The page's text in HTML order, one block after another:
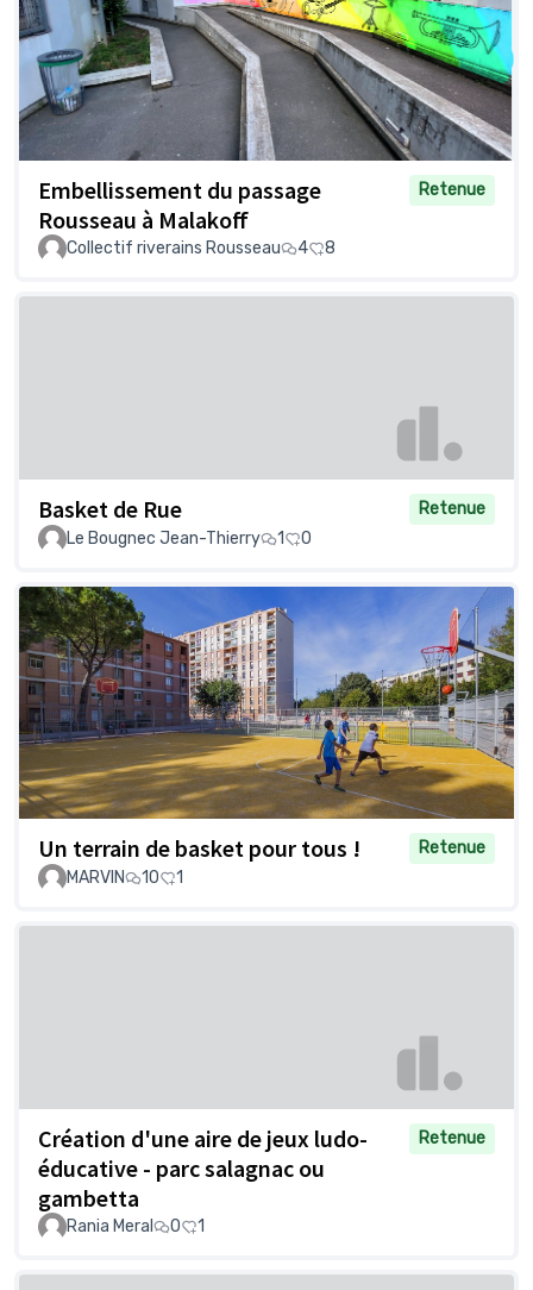
Embellissement du passage
Rousseau à Malakoff
Retenue
Collectif riverains Rousseau 4 8
Basket de Rue
Retenue
Le Bougnec Jean-Thierry
1 0
Un terrain de basket pour tous !
Retenue
MARVIN
10 1
Création d'une aire de jeux ludo-
éducative - parc salagnac ou
gambetta
Retenue
Rania Meral 0 1